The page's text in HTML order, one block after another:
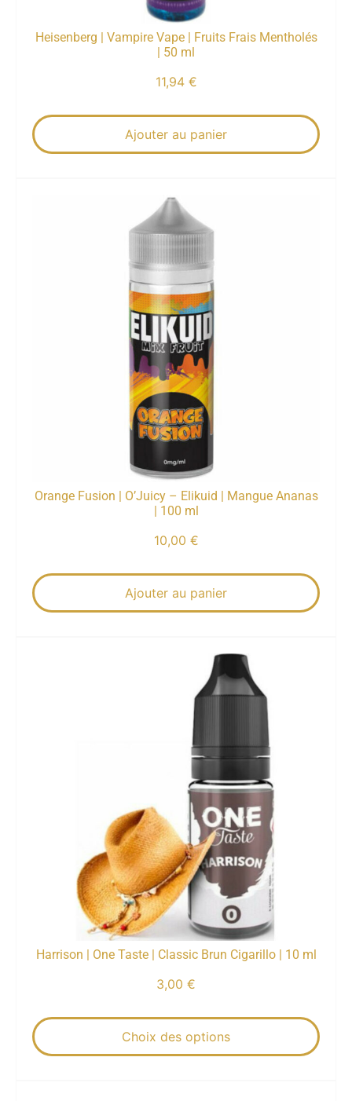
Heisenberg | Vampire Vape | Fruits Frais Mentholés
| 50 ml
11,94 €
Ajouter au panier
Orange Fusion | O’Juicy – Elikuid | Mangue Ananas
| 100 ml
10,00 €
Ajouter au panier
Harrison | One Taste | Classic Brun Cigarillo | 10 ml
3,00 €
Choix des options